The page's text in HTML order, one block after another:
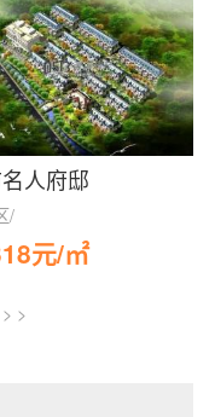
人府邸
/
元/㎡
>